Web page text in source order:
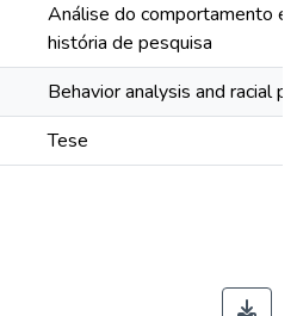
Análise do comportamento e
história de pesquisa
Behavior analysis and racial
Tese